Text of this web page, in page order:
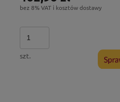
bez 8% VAT i kosztów dostawy
szt.